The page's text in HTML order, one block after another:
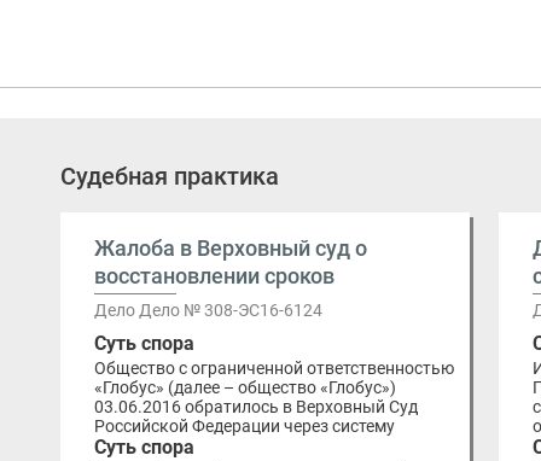
Судебная практика
Жалоба в Верховный суд о
восстановлении сроков
Дело Дело № 308-ЭС16-6124
Суть спора
Общество с ограниченной ответственностью
«Глобус» (далее – общество «Глобус»)
03.06.2016 обратилось в Верховный Суд
Российской Федерации через систему
Суть спора